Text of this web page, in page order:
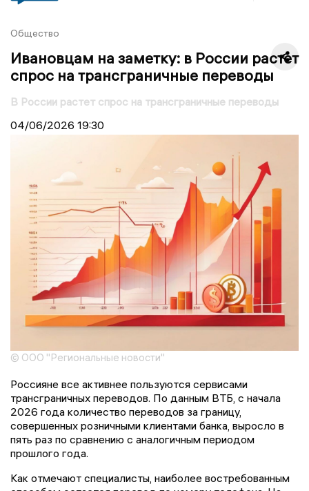
Общество
Ивановцам на заметку: в России растет
спрос на трансграничные переводы
В России растет спрос на трансграничные переводы
04/06/2026 19:30
© ООО "Региональные новости"
Россияне все активнее пользуются сервисами
трансграничных переводов. По данным ВТБ, с начала
2026 года количество переводов за границу,
совершенных розничными клиентами банка, выросло в
пять раз по сравнению с аналогичным периодом
прошлого года.
Как отмечают специалисты, наиболее востребованным